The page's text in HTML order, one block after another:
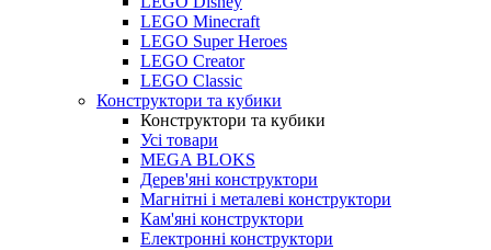
LEGO Minecraft
LEGO Super Heroes
LEGO Creator
LEGO Classic
Конструктори та кубики
Конструктори та кубики
Усі товари
MEGA BLOKS
Дерев'яні конструктори
Магнітні і металеві конструктори
Кам'яні конструктори
Електронні конструктори